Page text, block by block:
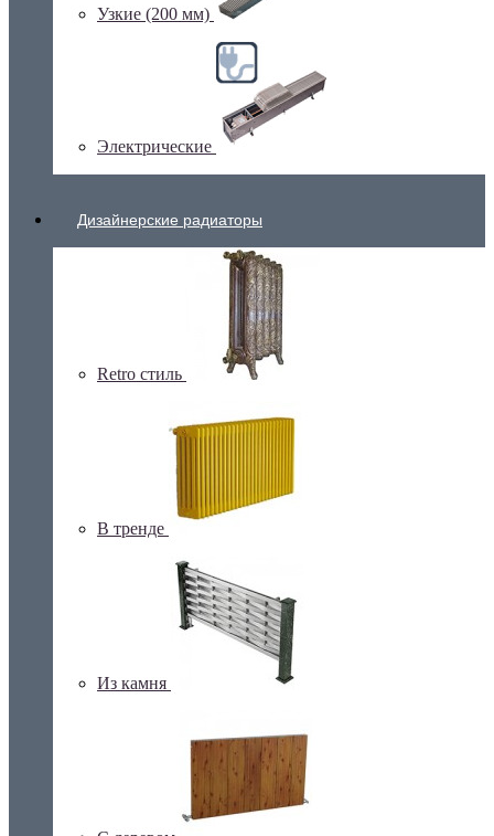
Узкие (200 мм)
Электрические
Дизайнерские радиаторы
Retro стиль
В тренде
Из камня